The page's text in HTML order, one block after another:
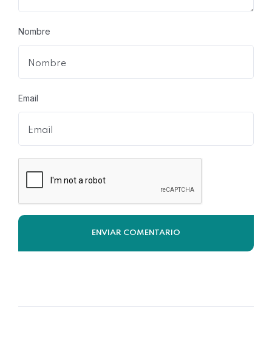
Nombre
Email